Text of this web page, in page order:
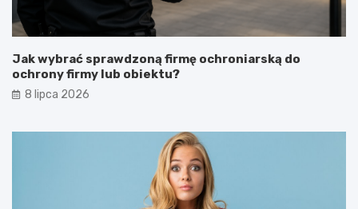
Jak wybrać sprawdzoną firmę ochroniarską do
ochrony firmy lub obiektu?
8 lipca 2026